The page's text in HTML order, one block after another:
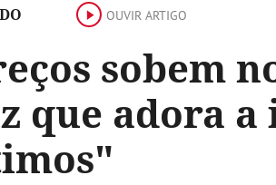
OUVIR ARTIGO
sobem
que adora